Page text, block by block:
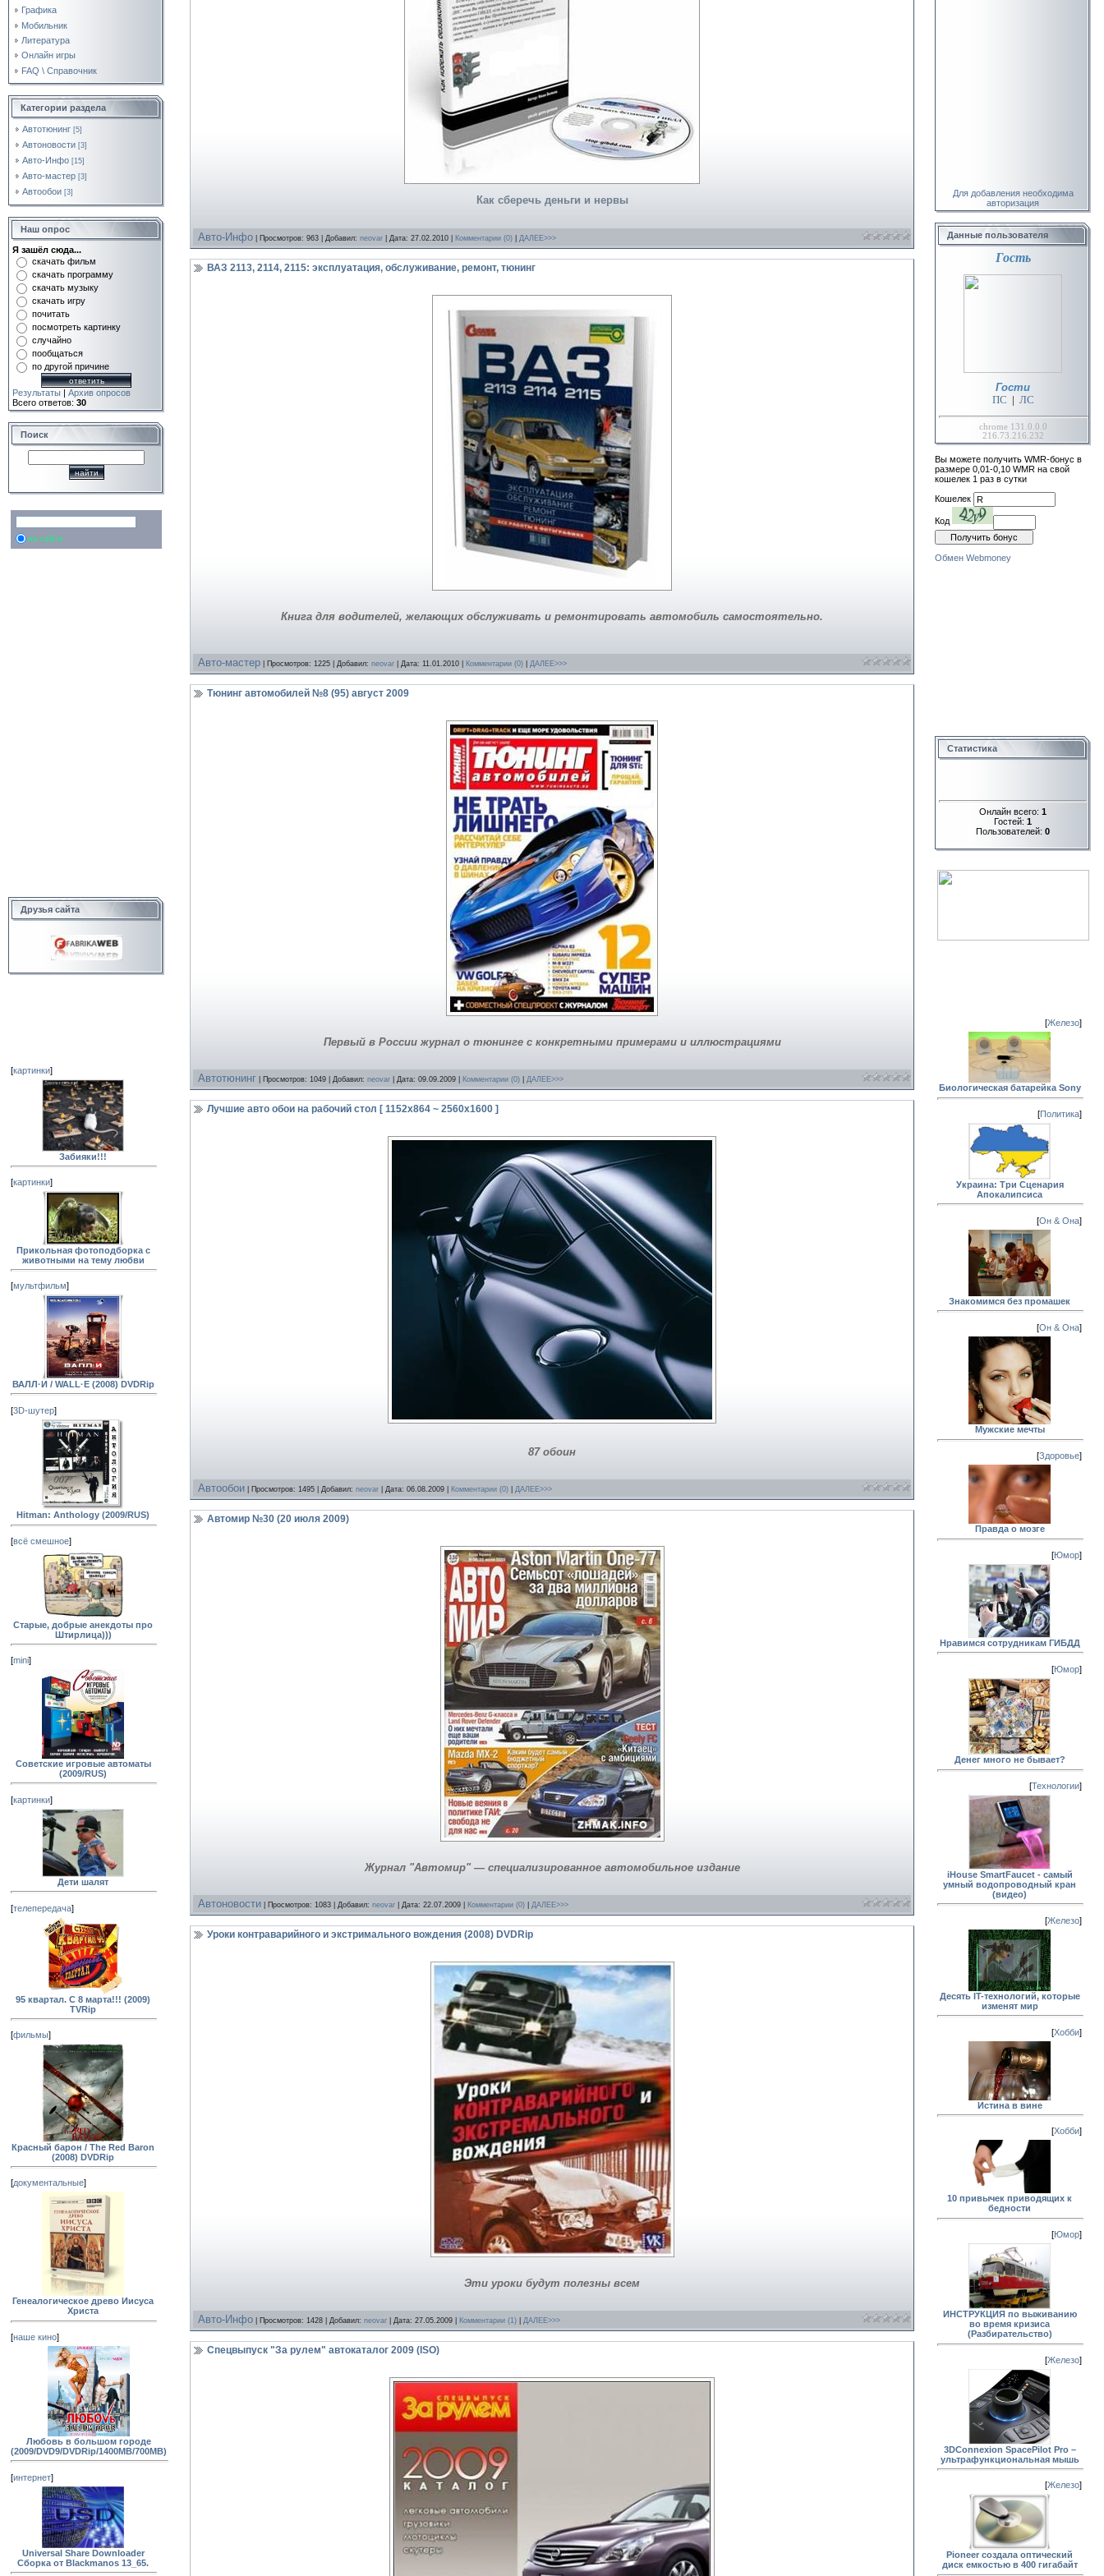
Графика
Мобильник
Литература
Онлайн игры
FAQ \ Справочник
Категории раздела
Автотюнинг [5]
Автоновости [3]
Авто-Инфо [15]
Авто-мастер [3]
Автообои [3]
Наш опрос
Я зашёл сюда...
скачать фильм
скачать программу
скачать музыку
скачать игру
почитать
посмотреть картинку
случайно
пообщаться
по другой причине
Результаты | Архив опросов
Всего ответов: 30
Поиск
на сайте
Друзья сайта
[картинки]
Забияки!!!
[картинки]
Прикольная фотоподборка с
животными на тему любви
[мультфильм]
ВАЛЛ·И / WALL·E (2008) DVDRip
[3D-шутер]
Hitman: Anthology (2009/RUS)
[всё смешное]
Старые, добрые анекдоты про
Штирлица)))
[mini]
Советские игровые автоматы
(2009/RUS)
[картинки]
Дети шалят
[телепередача]
95 квартал. С 8 марта!!! (2009)
TVRip
[фильмы]
Красный барон / The Red Baron
(2008) DVDRip
[документальные]
Генеалогическое древо Иисуса
Христа
[наше кино]
Любовь в большом городе
(2009/DVD9/DVDRip/1400MB/700MB)
[интернет]
Universal Share Downloader
Сборка от Blackmanos 13_65.
Как сберечь деньги и нервы
Авто-Инфо | Просмотров: 963 | Добавил: neovar | Дата: 27.02.2010 Комментарии (0) ДАЛЕЕ>>>
ВАЗ 2113, 2114, 2115: эксплуатация, обслуживание, ремонт, тюнинг
Книга для водителей, желающих обслуживать и ремонтировать автомобиль самостоятельно.
Авто-мастер | Просмотров: 1225 | Добавил: neovar | Дата: 11.01.2010 Комментарии (0) ДАЛЕЕ>>>
Тюнинг автомобилей №8 (95) август 2009
Первый в России журнал о тюнинге с конкретными примерами и иллюстрациями
Автотюнинг | Просмотров: 1049 | Добавил: neovar | Дата: 09.09.2009 Комментарии (0) ДАЛЕЕ>>>
Лучшие авто обои на рабочий стол [ 1152x864 ~ 2560x1600 ]
87 обоин
Автообои | Просмотров: 1495 | Добавил: neovar | Дата: 06.08.2009 Комментарии (0) ДАЛЕЕ>>>
Автомир №30 (20 июля 2009)
Журнал "Автомир" — специализированное автомобильное издание
Автоновости | Просмотров: 1083 | Добавил: neovar | Дата: 22.07.2009 Комментарии (0) ДАЛЕЕ>>>
Уроки контраварийного и экстримального вождения (2008) DVDRip
Эти уроки будут полезны всем
Авто-Инфо | Просмотров: 1428 | Добавил: neovar | Дата: 27.05.2009 Комментарии (1) ДАЛЕЕ>>>
Спецвыпуск "За рулем" автокаталог 2009 (ISO)
Для добавления необходима
авторизация
Данные пользователя
Гость
Гости
ПС | ЛС
chrome 131.0.0.0
216.73.216.232
Вы можете получить WMR-бонус в
размере 0,01-0,10 WMR на свой
кошелек 1 раз в сутки
Кошелек
Код
Обмен Webmoney
Статистика
Онлайн всего: 1
Гостей: 1
Пользователей: 0
[Железо]
Биологическая батарейка Sony
[Политика]
Украина: Три Сценария
Апокалипсиса
[Он & Она]
Знакомимся без промашек
[Он & Она]
Мужские мечты
[Здоровье]
Правда о мозге
[Юмор]
Нравимся сотрудникам ГИБДД
[Юмор]
Денег много не бывает?
[Технологии]
iHouse SmartFaucet - самый
умный водопроводный кран
(видео)
[Железо]
Десять IT-технологий, которые
изменят мир
[Хобби]
Истина в вине
[Хобби]
10 привычек приводящих к
бедности
[Юмор]
ИНСТРУКЦИЯ по выживанию
во время кризиса
(Разбирательство)
[Железо]
3DConnexion SpacePilot Pro –
ультрафункциональная мышь
[Железо]
Pioneer создала оптический
диск емкостью в 400 гигабайт